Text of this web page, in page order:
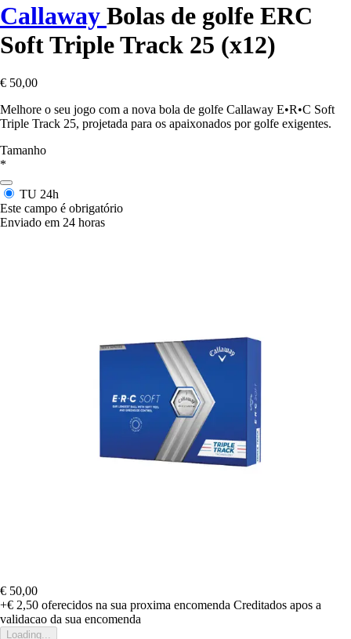
Callaway Bolas de golfe ERC
Soft Triple Track 25 (x12)
€ 50,00
Melhore o seu jogo com a nova bola de golfe Callaway E•R•C Soft
Triple Track 25, projetada para os apaixonados por golfe exigentes.
Tamanho
*
TU 24h
Este campo é obrigatório
Enviado em 24 horas
€ 50,00
+€ 2,50 oferecidos na sua proxima encomenda Creditados apos a
validacao da sua encomenda
Loading...